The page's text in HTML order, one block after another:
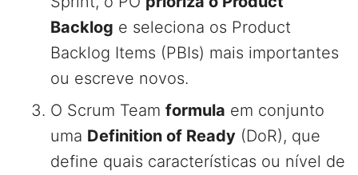
Backlog e seleciona os Product
Backlog Items (PBIs) mais importantes
ou escreve novos.
O Scrum Team formula em conjunto
uma Definition of Ready (DoR), que
define quais características ou nível de